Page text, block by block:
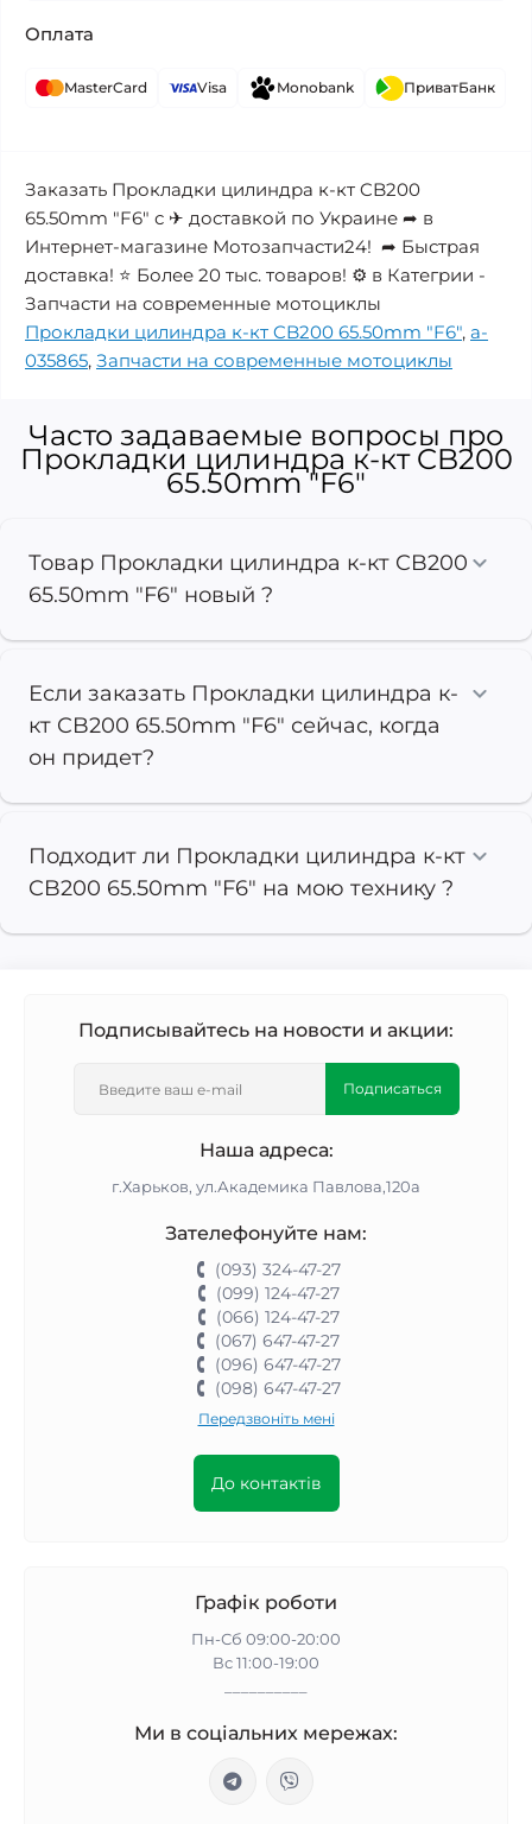
Оплата
MasterCard Visa Monobank ПриватБанк
Заказать Прокладки цилиндра к-кт CB200
65.50mm "F6" с ✈ доставкой по Украине ➦ в
Интернет-магазине Мотозапчасти24! ➦ Быстрая
доставка! ⭐ Более 20 тыс. товаров! ⚙️ в Категрии -
Запчасти на современные мотоциклы
Прокладки цилиндра к-кт CB200 65.50mm "F6", a-
035865, Запчасти на современные мотоциклы
Часто задаваемые вопросы про
Прокладки цилиндра к-кт CB200
65.50mm "F6"
Товар Прокладки цилиндра к-кт CB200
65.50mm "F6" новый ?
Если заказать Прокладки цилиндра к-
кт CB200 65.50mm "F6" сейчас, когда
он придет?
Подходит ли Прокладки цилиндра к-кт
CB200 65.50mm "F6" на мою технику ?
Подписывайтесь на новости и акции:
Подписаться
Наша адреса:
г.Харьков, ул.Академика Павлова,120а
Зателефонуйте нам:
(093) 324-47-27
(099) 124-47-27
(066) 124-47-27
(067) 647-47-27
(096) 647-47-27
(098) 647-47-27
Передзвоніть мені
До контактів
Графік роботи
Пн-Сб 09:00-20:00
Вс 11:00-19:00
Ми в соціальних мережах: